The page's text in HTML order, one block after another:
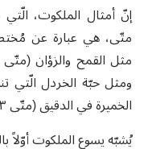
إنّ أمثال الملكوت،
متّى، هي عبارة عن
الخميرة في الدقيق (متّى ١٣: ٣٣).
يُشبّه يسوع الملكوت أوّلاً